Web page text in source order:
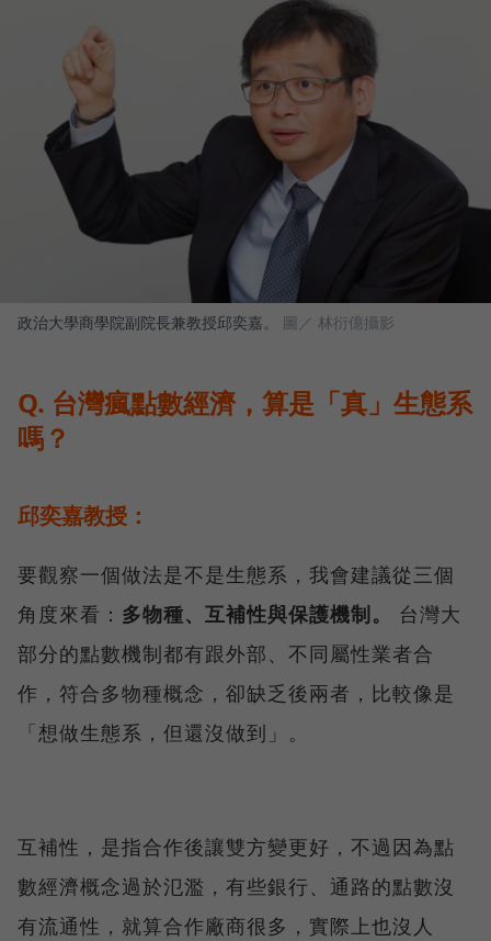
政治大學商學院副院長兼教授邱奕嘉。 圖／ 林衍億攝影
Q. 台灣瘋點數經濟，算是「真」生態系
嗎？
邱奕嘉教授：
要觀察一個做法是不是生態系，我會建議從三個
角度來看： 多物種、互補性與保護機制。
台灣大
部分的點數機制都有跟外部、不同屬性業者合
作，符合多物種概念，卻缺乏後兩者，比較像是
「想做生態系，但還沒做到」。
互補性，是指合作後讓雙方變更好，不過因為點
數經濟概念過於氾濫，有些銀行、通路的點數沒
有流通性，就算合作廠商很多，實際上也沒人